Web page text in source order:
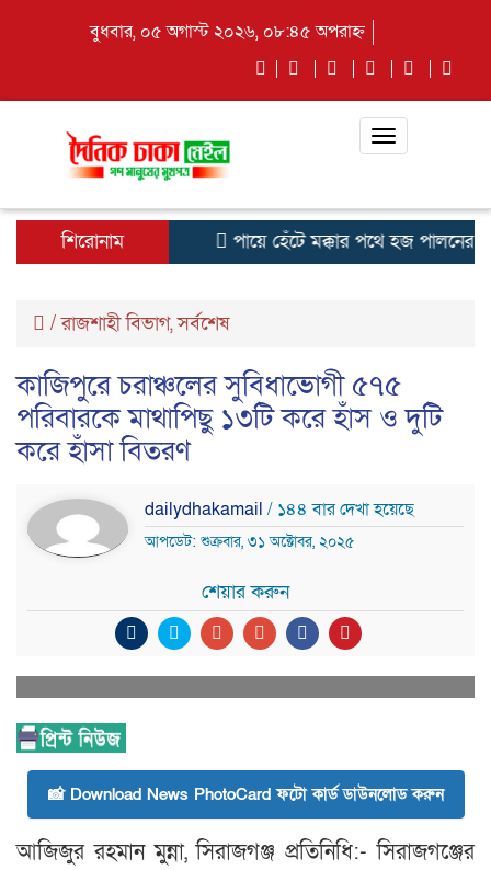
বুধবার, ০৫ অগাস্ট ২০২৬, ০৮:৪৫ অপরাহ্ন
Toggle
শিরোনাম পায়ে হেঁটে মক্কার পথে হজ পালনের
/রাজশাহী বিভাগ,সর্বশেষ
কাজিপুরে চরাঞ্চলের সুবিধাভোগী ৫৭৫
পরিবারকে মাথাপিছু ১৩টি করে হাঁস ও দুটি
করে হাঁসা বিতরণ
dailydhakamail / ১৪৪ বার দেখা হয়েছে
আপডেট: শুক্রবার, ৩১ অক্টোবর, ২০২৫
শেয়ার করুন
📸 Download News PhotoCard ফটো কার্ড ডাউনলোড করুন
আজিজুর রহমান মুন্না, সিরাজগঞ্জ প্রতিনিধি:- সিরাজগঞ্জের